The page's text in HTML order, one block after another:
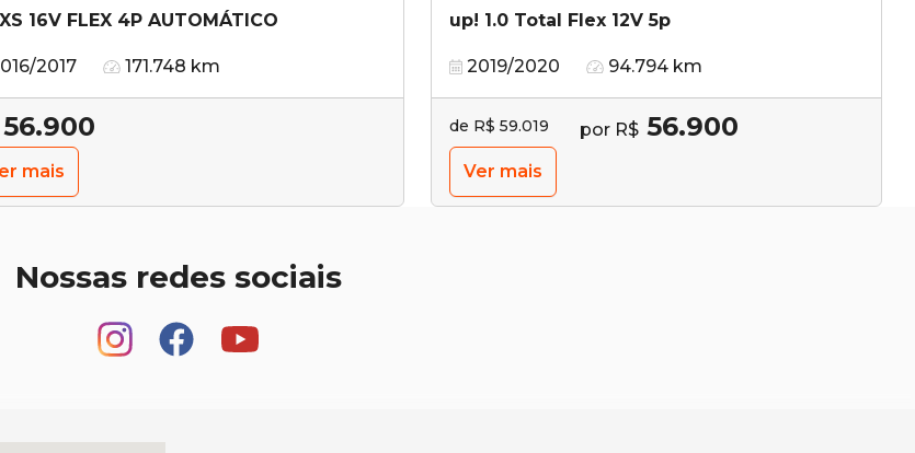
16V FLEX 4P AUTOMÁTICO
2017 171.748 km
56.900
mais
up! 1.0 Total Flex 12V 5p
2019/2020 94.794 km
de R$ 59.019 por R$ 56.900
Ver mais
Nossas redes sociais